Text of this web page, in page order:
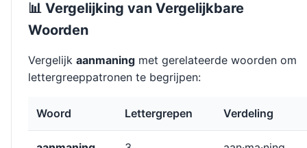
📊 Vergelijking van Vergelijkbare
Woorden
Vergelijk aanmaning met gerelateerde woorden om
lettergreeppatronen te begrijpen:
Woord Lettergrepen Verdeling